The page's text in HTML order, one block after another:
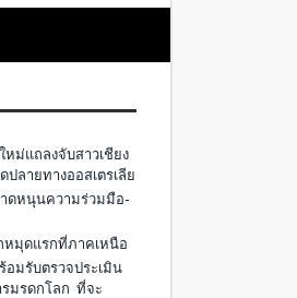
หม่แถลงจับสาวเชียง
ลายทางออสเตรเลีย
ดหนุนความร่วมมือ-
หมุดแรกที่ภาคเหนือ
อมรับตรวจประเมิน
มรดกโลก ที่จะ